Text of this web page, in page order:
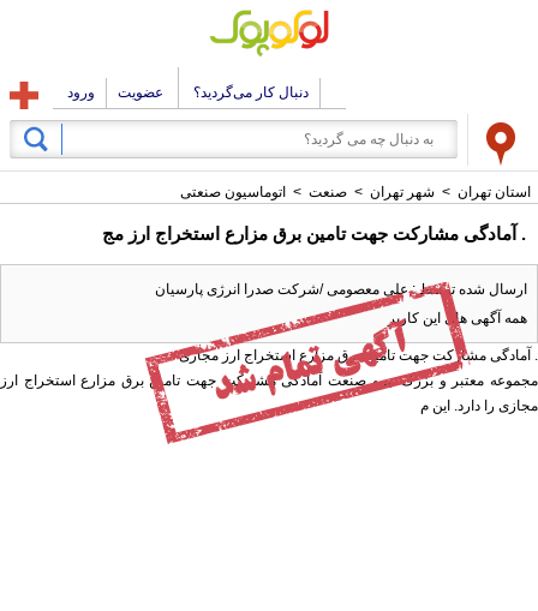
دنبال کار می‌گردید؟ عضویت ورود
استان تهران > شهر تهران > صنعت > اتوماسیون صنعتی
. آمادگی مشارکت جهت تامین برق مزارع استخراج ارز مج
ارسال شده توسط : علی معصومی /شرکت صدرا انرژی پارسیان
همه آگهی های این کاربر
. آمادگی مشارکت جهت تامین برق مزارع استخراج ارز مجازی
مجموعه معتبر و بزرگ نیرو صنعت آمادگی مشارکت جهت تامین برق مزارع استخراج ارز
مجازی را دارد. این م